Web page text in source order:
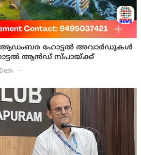
ആഡംബര ഹോട്ടല്‍ അവാര്‍ഡുകള്‍
ഹോട്ടല്‍ ആന്‍ഡ് സ്പായ്ക്ക്